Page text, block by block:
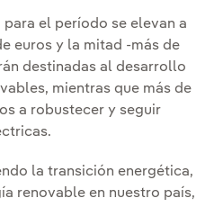
para el período se elevan a
euros y la mitad -más de
destinadas al desarrollo
mientras que más de
a robustecer y seguir
la transición energética,
renovable en nuestro país,